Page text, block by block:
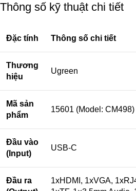
Thông số kỹ thuật chi tiết
Đặc tính Thông số chi tiết
Thương
hiệu
Ugreen
Mã sản
phẩm
15601 (Model: CM498)
Đầu vào
(Input)
USB-C
Đầu ra
1xHDMI, 1xVGA,